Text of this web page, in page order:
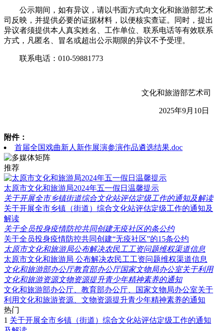
公示期间，如有异议，请以书面方式向文化和旅游部艺术
司反映，并提供必要的证据材料，以便核实查证。同时，提出
异议者须提供本人真实姓名、工作单位、联系电话等有效联系
方式，凡匿名、冒名或超出公示期限的异议不予受理。
联系电话： 010-59881773
文化和旅游部艺术司
2025年9月 10日
附件：
首届全国戏曲新人新作展演参演作品遴选结果.doc
推荐
太原市文化和旅游局2024年五一假日温馨提示
关于开展全市乡镇街道综合文化站评估定级工作的通知及解读
关于开展全市乡镇（街道）综合文化站评估定级工作的通知及
解读
关于全员投身疫情防控共同创建无疫社区的条公约
关于全员投身疫情防控共同创建“无疫社区”的15条公约
太原市文化和旅游局公布解决农民工工资问题维权渠道信息
太原市文化和旅游局 公布解决农民工工资问题维权渠道信息
文化和旅游部办公厅教育部办公厅国家文物局办公室关于利用
文化和旅游资源文物资源提升青少年精神素养的通知
文化和旅游部办公厅、教育部办公厅、国家文物局办公室关于
利用文化和旅游资源、文物资源提升青少年精神素养的通知
热门
1 关于开展全市乡镇（街道）综合文化站评估定级工作的通知